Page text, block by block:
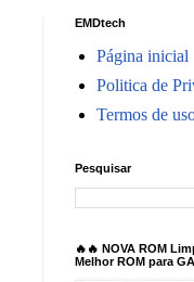
EMDtech
Página inicial
Politica de
Termos de
Pesquisar
🔥🔥 NOVA ROM
Melhor ROM para